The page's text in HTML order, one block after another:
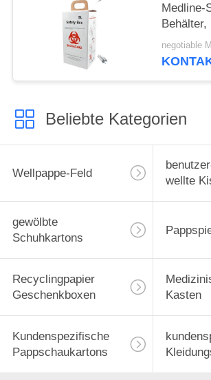
Medline-
Behälter,
Kasten
Beliebte Kategorien
Wellpappe-Feld
wellte
gewölbte
Schuhkartons
Recyclingpapier
Geschenkboxen
Kasten
Kundenspezifische
Pappschaukartons